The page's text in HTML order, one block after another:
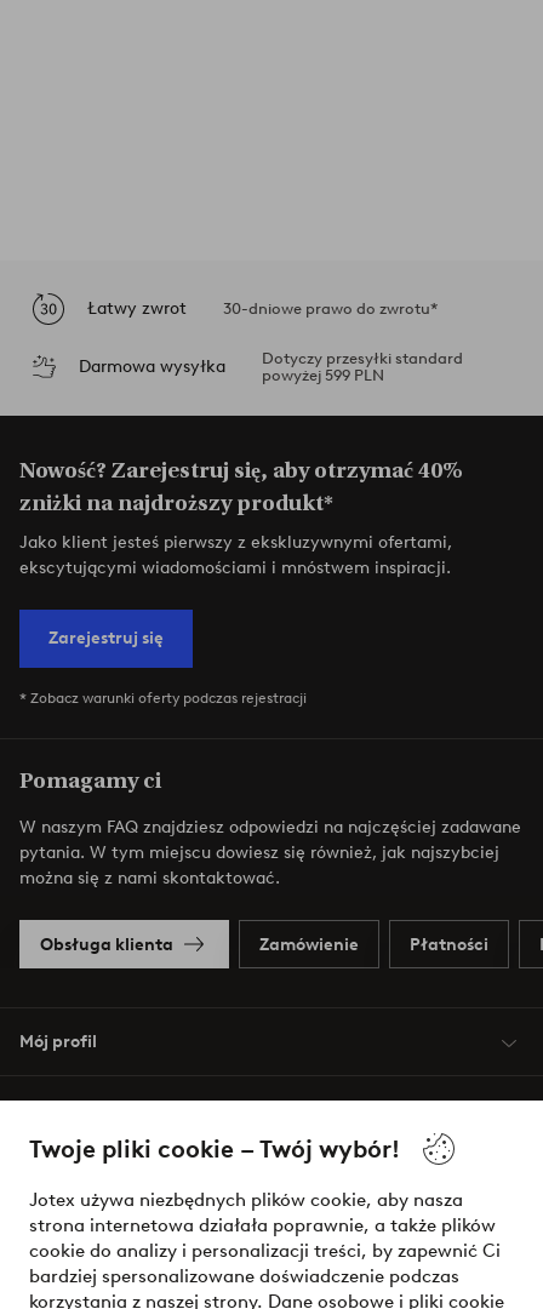
Twoje pliki cookie – Twój wybór!
Jotex używa niezbędnych plików cookie, aby nasza
strona internetowa działała poprawnie, a także plików
cookie do analizy i personalizacji treści, by zapewnić Ci
bardziej spersonalizowane doświadczenie podczas
korzystania z naszej strony. Dane osobowe i pliki cookie
Łatwy zwrot 30-dniowe prawo do zwrotu*
Darmowa wysyłka
Dotyczy przesyłki standard
powyżej 599 PLN
Nowość? Zarejestruj się, aby otrzymać 40%
zniżki na najdroższy produkt*
Jako klient jesteś pierwszy z ekskluzywnymi ofertami,
ekscytującymi wiadomościami i mnóstwem inspiracji.
Zarejestruj się
* Zobacz warunki oferty podczas rejestracji
Pomagamy ci
W naszym FAQ znajdziesz odpowiedzi na najczęściej zadawane
pytania. W tym miejscu dowiesz się również, jak najszybciej
można się z nami skontaktować.
Obsługa klienta Zamówienie Płatności
Mój profil
Warunki